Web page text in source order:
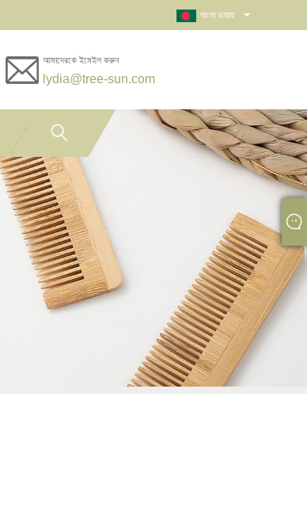
বাংলা ভাষার
আমাদেরকে ইমেইল করুন
lydia@tree-sun.com